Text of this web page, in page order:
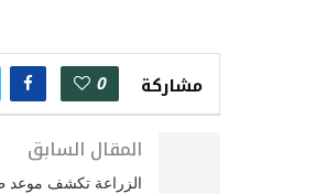
مشاركة 0
المقال السابق
الزراعة تكشف